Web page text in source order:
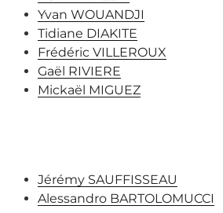
Yvan WOUANDJI
Tidiane DIAKITE
Frédéric VILLEROUX
Gaël RIVIERE
Mickaël MIGUEZ
Jérémy SAUFFISSEAU
Alessandro BARTOLOMUCCI